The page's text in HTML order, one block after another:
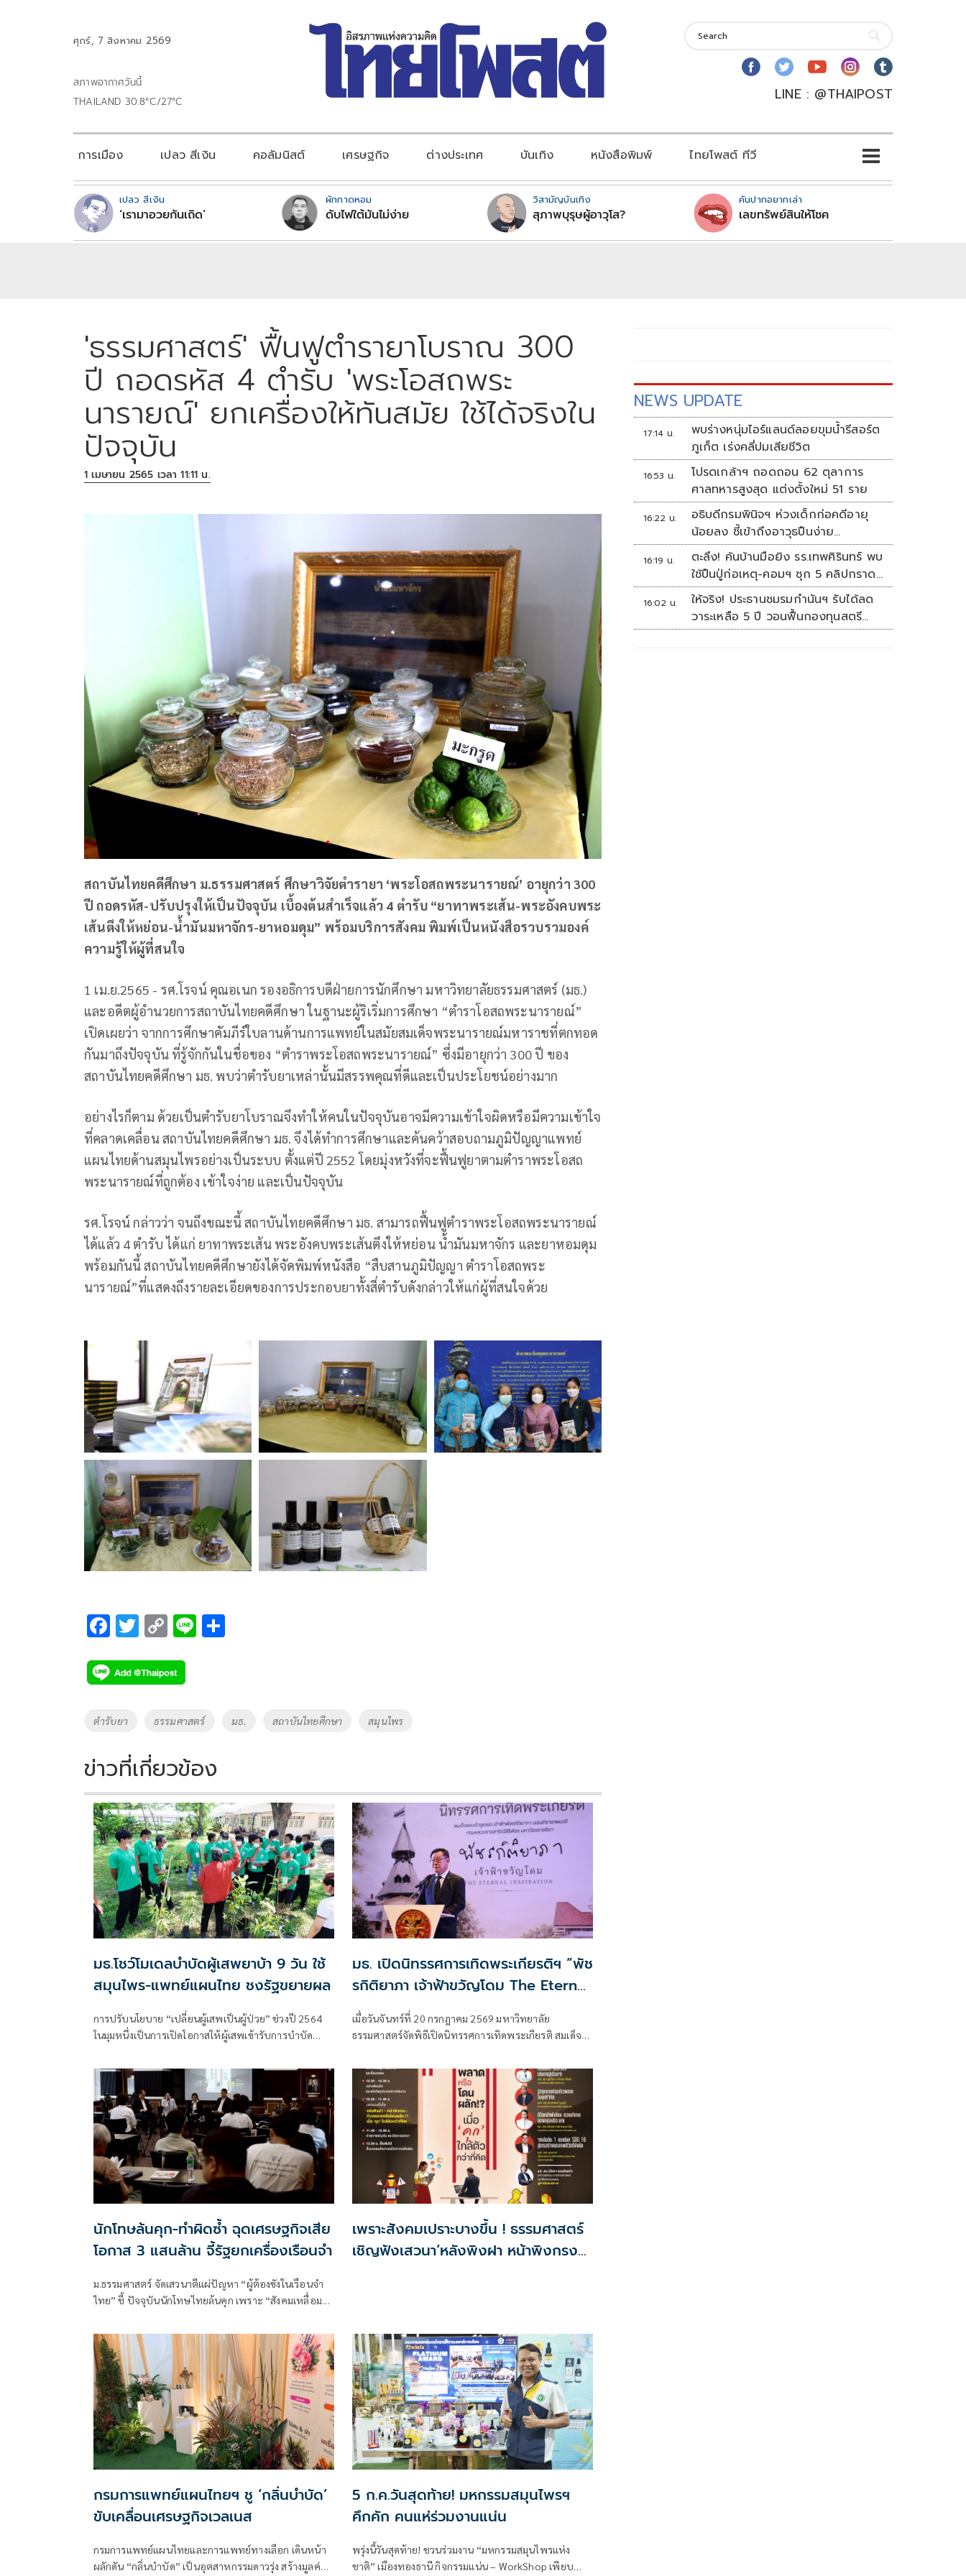
ศุกร์, 7 สิงหาคม 2569
สภาพอากาศวันนี้
THAILAND 30.8°C/27°C
LINE : @THAIPOST
การเมือง เปลว สีเงิน คอลัมนิสต์ เศรษฐกิจ ต่างประเทศ บันเทิง หนังสือพิมพ์ ไทยโพสต์ ทีวี
เปลว สีเงิน
‘เรามาอวยกันเถิด’
ผักกาดหอม
ดับไฟใต้มันไม่ง่าย
วิสามัญบันเทิง
สุภาพบุรุษผู้อาวุโส?
คันปากอยากเล่า
เลขทรัพย์สินให้โชค
'ธรรมศาสตร์' ฟื้นฟูตำรายาโบราณ 300
ปี ถอดรหัส 4 ตำรับ 'พระโอสถพระ
นารายณ์' ยกเครื่องให้ทันสมัย ใช้ได้จริงใน
ปัจจุบัน
1 เมษายน 2565 เวลา 11:11 น.
สถาบันไทยคดีศึกษา ม.ธรรมศาสตร์ ศึกษาวิจัยตำรายา ‘พระโอสถพระนารายณ์’ อายุกว่า 300
ปี ถอดรหัส-ปรับปรุงให้เป็นปัจจุบัน เบื้องต้นสำเร็จแล้ว 4 ตำรับ “ยาทาพระเส้น-พระอังคบพระ
เส้นตึงให้หย่อน-น้ำมันมหาจักร-ยาหอมดุม” พร้อมบริการสังคม พิมพ์เป็นหนังสือรวบรวมองค์
ความรู้ให้ผู้ที่สนใจ
1 เม.ย.2565 - รศ.โรจน์ คุณอเนก รองอธิการบดีฝ่ายการนักศึกษา มหาวิทยาลัยธรรมศาสตร์ (มธ.)
และอดีตผู้อำนวยการสถาบันไทยคดีศึกษา ในฐานะผู้ริเริ่มการศึกษา “ตำราโอสถพระนารายณ์”
เปิดเผยว่า จากการศึกษาคัมภีร์ใบลานด้านการแพทย์ในสมัยสมเด็จพระนารายณ์มหาราชที่ตกทอด
กันมาถึงปัจจุบัน ที่รู้จักกันในชื่อของ “ตำราพระโอสถพระนารายณ์” ซึ่งมีอายุกว่า 300 ปี ของ
สถาบันไทยคดีศึกษา มธ. พบว่าตำรับยาเหล่านั้นมีสรรพคุณที่ดีและเป็นประโยชน์อย่างมาก
อย่างไรก็ตาม ด้วยเป็นตำรับยาโบราณจึงทำให้คนในปัจจุบันอาจมีความเข้าใจผิดหรือมีความเข้าใจ
ที่คลาดเคลื่อน สถาบันไทยคดีศึกษา มธ. จึงได้ทำการศึกษาและค้นคว้าสอบถามภูมิปัญญาแพทย์
แผนไทยด้านสมุนไพรอย่างเป็นระบบ ตั้งแต่ปี 2552 โดยมุ่งหวังที่จะฟื้นฟูยาตามตำราพระโอสถ
พระนารายณ์ที่ถูกต้อง เข้าใจง่าย และเป็นปัจจุบัน
รศ.โรจน์ กล่าวว่า จนถึงขณะนี้ สถาบันไทยคดีศึกษา มธ. สามารถฟื้นฟูตำราพระโอสถพระนารายณ์
ได้แล้ว 4 ตำรับ ได้แก่ ยาทาพระเส้น พระอังคบพระเส้นตึงให้หย่อน น้ำมันมหาจักร และยาหอมดุม
พร้อมกันนี้ สถาบันไทยคดีศึกษายังได้จัดพิมพ์หนังสือ “สืบสานภูมิปัญญา ตำราโอสถพระ
นารายณ์”ที่แสดงถึงรายละเอียดของการประกอบยาทั้งสี่ตำรับดังกล่าวให้แก่ผู้ที่สนใจด้วย
F
e
b
o
k
T
tt
er
C
p
y
Li
k
Li
Tags
ตำรับยา ธรรมศาสตร์ มธ. สถาบันไทยศึกษา สมุนไพร
ข่าวที่เกี่ยวข้อง
มธ.โชว์โมเดลบำบัดผู้เสพยาบ้า 9 วัน ใช้
สมุนไพร-แพทย์แผนไทย ชงรัฐขยายผล
การปรับนโยบาย “เปลี่ยนผู้เสพเป็นผู้ป่วย” ช่วงปี 2564
ในมุมหนึ่งเป็นการเปิดโอกาสให้ผู้เสพเข้ารับการบำบัด
มธ. เปิดนิทรรศการเทิดพระเกียรติฯ “พัช
รกิติยาภา เจ้าฟ้าขวัญโดม The Eternal
Inspiration” สืบสานพระปณิธาน
ถ่ายทอดแรงบันดาลใจจากพระวิริยอุตสา
เมื่อวันจันทร์ที่ 20 กรกฎาคม 2569 มหาวิทยาลัย
ธรรมศาสตร์จัดพิธีเปิดนิทรรศการเทิดพระเกียรติ สมเด็จ
หลวงราชสาริณีสิริพัชร มหาวัชรราชธิดา ภายใต้ชื่อ “พัช
รกิติยาภา เจ้าฟ้าขวัญโดม The Eternal Inspiration” โดยมี
ศาสตราจารย์
นักโทษล้นคุก-ทำผิดซ้ำ ฉุดเศรษฐกิจเสีย
โอกาส 3 แสนล้าน จี้รัฐยกเครื่องเรือนจำ
ม.ธรรมศาสตร์ จัดเสวนาตีแผ่ปัญหา “ผู้ต้องขังในเรือนจำ
ไทย” ชี้ ปัจจุบันนักโทษไทยล้นคุก เพราะ “สังคมเหลื่อม
เพราะสังคมเปราะบางขึ้น ! ธรรมศาสตร์
เชิญฟังเสวนา‘หลังพิงฝา หน้าพิงกรง
กรมการแพทย์แผนไทยฯ ชู ‘กลิ่นบำบัด’
ขับเคลื่อนเศรษฐกิจเวลเนส
กรมการแพทย์แผนไทยและการแพทย์ทางเลือก เดินหน้า
ผลักดัน “กลิ่นบำบัด” เป็นอุตสาหกรรมดาวรุ่ง สร้างมูลค่า
5 ก.ค.วันสุดท้าย! มหกรรมสมุนไพรฯ
คึกคัก คนแห่ร่วมงานแน่น
พรุ่งนี้วันสุดท้าย! ชวนร่วมงาน “มหกรรมสมุนไพรแห่ง
ชาติ” เมืองทองธานี กิจกรรมแน่น – WorkShop เพียบ
NEWS UPDATE
17:14 น.
พบร่างหนุ่มไอร์แลนด์ลอยขุมน้ำรีสอร์ต
ภูเก็ต เร่งคลี่ปมเสียชีวิต
16:53 น.
โปรดเกล้าฯ ถอดถอน 62 ตุลาการ
ศาลทหารสูงสุด แต่งตั้งใหม่ 51 ราย
16:22 น.
อธิบดีกรมพินิจฯ ห่วงเด็กก่อคดีอายุ
น้อยลง ชี้เข้าถึงอาวุธปืนง่าย
ครอบครัวแตกแยกเป็นชนวนสำคัญ
16:19 น.
ตะลึง! ค้นบ้านมือยิง รร.เทพศิรินทร์ พบ
ใช้ปืนปู่ก่อเหตุ-คอมฯ ซุก 5 คลิปกราด
ยิง
16:02 น.
ให้จริง! ประธานชมรมกำนันฯ รับได้ลด
วาระเหลือ 5 ปี วอนฟื้นกองทุนสตรี
อำเภอละล้าน